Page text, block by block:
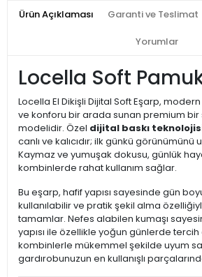
Ürün Açıklaması Garanti ve Teslimat
Yorumlar
Locella Soft
Locella El Dikişli Dijital Soft Eşarp,
ve konforu bir arada sunan premium bir
modelidir. Özel dijital baskı
canlı ve kalıcıdır; ilk günkü görünümünü
Kaymaz ve yumuşak dokusu, günlük
kombinlerde rahat kullanım sağlar.
Bu eşarp, hafif yapısı sayesinde gün
kullanılabilir ve pratik şekil alma
tamamlar. Nefes alabilen kumaşı
yapısı ile özellikle yoğun günlerde
kombinlerle mükemmel şekilde uyum
gardırobunuzun en kullanışlı